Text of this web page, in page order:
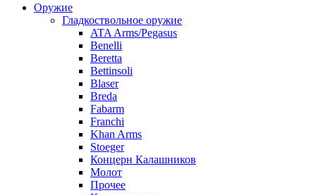
Оружие
Гладкоствольное оружие
ATA Arms/Pegasus
Benelli
Beretta
Bettinsoli
Blaser
Breda
Fabarm
Franchi
Khan Arms
Stoeger
Концерн Калашников
Молот
Прочее